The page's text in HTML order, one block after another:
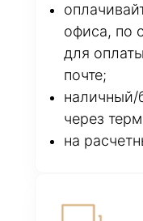
офиса, по
для
почте;
наличный/
через
на